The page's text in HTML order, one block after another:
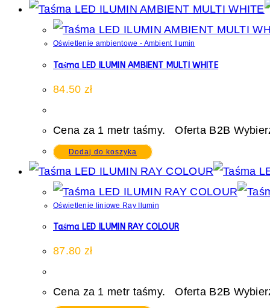
Oświetlenie ambientowe - Ambient Ilumin
Taśma LED ILUMIN AMBIENT MULTI WHITE
84.50 zł
Cena za 1 metr taśmy. Oferta B2B
Dodaj do koszyka
Oświetlenie liniowe Ray Ilumin
Taśma LED ILUMIN RAY COLOUR
87.80 zł
Cena za 1 metr taśmy. Oferta B2B